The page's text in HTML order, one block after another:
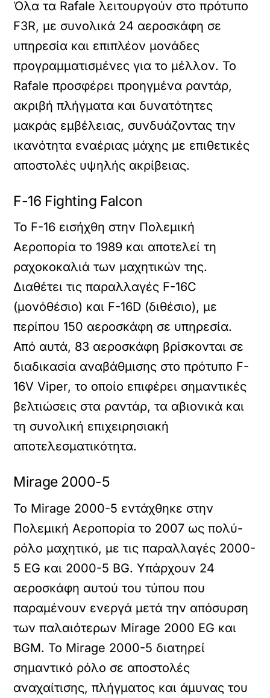
Όλα τα Rafale λειτουργούν στο πρότυπο
F3R, με συνολικά 24 αεροσκάφη σε
υπηρεσία και επιπλέον μονάδες
προγραμματισμένες για το μέλλον. Το
Rafale προσφέρει προηγμένα ραντάρ,
ακριβή πλήγματα και δυνατότητες
μακράς εμβέλειας, συνδυάζοντας την
ικανότητα εναέριας μάχης με επιθετικές
αποστολές υψηλής ακρίβειας.
F-16 Fighting Falcon
Το F-16 εισήχθη στην Πολεμική
Αεροπορία το 1989 και αποτελεί τη
ραχοκοκαλιά των μαχητικών της.
Διαθέτει τις παραλλαγές F-16C
(μονόθέσιο) και F-16D (διθέσιο), με
περίπου 150 αεροσκάφη σε υπηρεσία.
Από αυτά, 83 αεροσκάφη βρίσκονται σε
διαδικασία αναβάθμισης στο πρότυπο F-
16V Viper, το οποίο επιφέρει σημαντικές
βελτιώσεις στα ραντάρ, τα αβιονικά και
τη συνολική επιχειρησιακή
αποτελεσματικότητα.
Mirage 2000-5
Το Mirage 2000-5 εντάχθηκε στην
Πολεμική Αεροπορία το 2007 ως πολύ-
ρόλο μαχητικό, με τις παραλλαγές 2000-
5 EG και 2000-5 BG. Υπάρχουν 24
αεροσκάφη αυτού του τύπου που
παραμένουν ενεργά μετά την απόσυρση
των παλαιότερων Mirage 2000 EG και
BGM. Το Mirage 2000-5 διατηρεί
σημαντικό ρόλο σε αποστολές
αναχαίτισης, πλήγματος και άμυνας του